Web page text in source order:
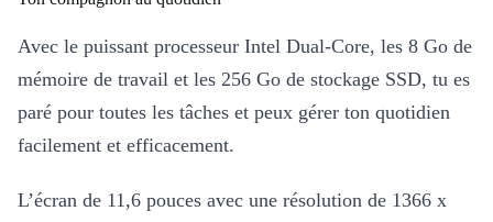
Avec le puissant processeur Intel Dual-Core, les 8 Go de
mémoire de travail et les 256 Go de stockage SSD, tu es
paré pour toutes les tâches et peux gérer ton quotidien
facilement et efficacement.
L’écran de 11,6 pouces avec une résolution de 1366 x